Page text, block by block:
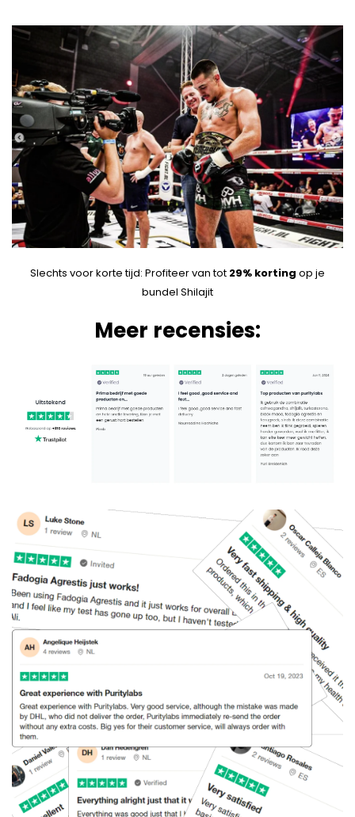
Slechts voor korte tijd: Profiteer van tot 29% korting op je
bundel Shilajit
Meer recensies: